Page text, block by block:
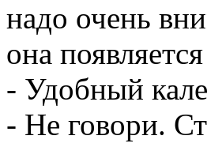
надо очень
она
- Удобный
- Не говори.